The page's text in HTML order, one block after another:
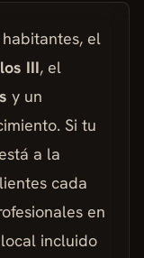
el
III, el
y un
Si tu
a la
cada
en
local incluido